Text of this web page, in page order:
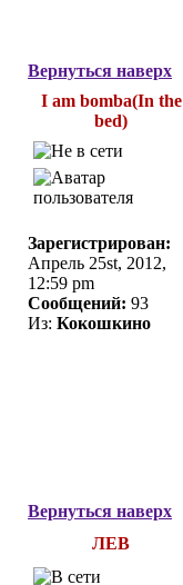
Вернуться наверх
I am bomba(In the
bed)
Зарегистрирован:
Апрель 25st, 2012,
12:59 pm
Сообщений: 93
Из: Кокошкино
Вернуться наверх
ЛЕВ